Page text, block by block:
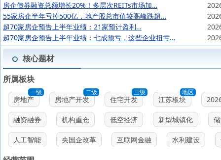
房企债券融资总额增长20%！多层次REITs市场加…
55家房企半年亏掉500亿，地产股总市值较高峰跌超…
超70家房企预告上半年业绩：21家预计盈利…
超70家房企预告上半年业绩：七成预亏，这些企业扭亏…
核心题材
所属板块
一级
房地产
二级
房地产开发
三级
住宅开发
地区
江苏板块
融资融券 机构重仓 低空经济 新型城镇化
人工智能 央国企改革 互联网金融 水利建设